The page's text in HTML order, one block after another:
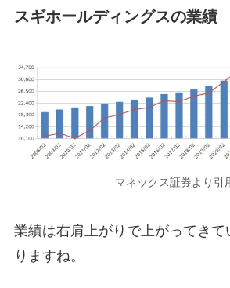
スギホールディングスの業績
マネックス証券より引
業績は右肩上がりで上がってき
りますね。